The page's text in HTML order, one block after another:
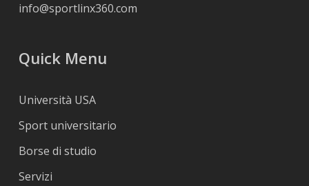
info@sportlinx360.com
Quick Menu
Università USA
Sport universitario
Borse di studio
Servizi